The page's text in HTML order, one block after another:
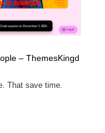
– ThemesKingd
That save time.